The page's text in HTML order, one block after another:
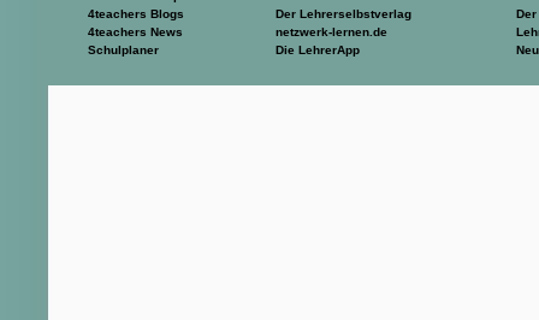
4teachers Blogs
4teachers News
Schulplaner
Der Lehrerselbstverlag
netzwerk-lernen.de
Die LehrerApp